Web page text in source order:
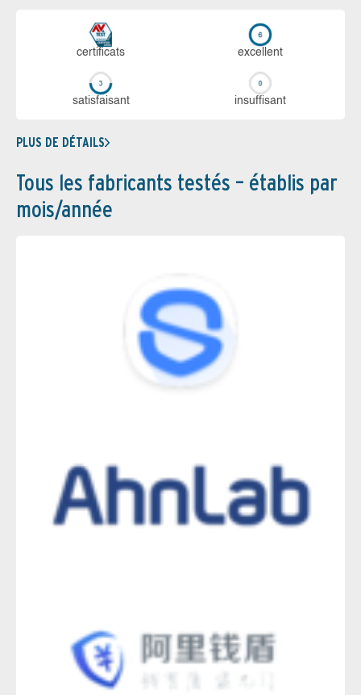
certi­ficats ex­cellent
sa­tis­fai­sant in­suf­fi­sant
PLUS DE DÉTAILS
Tous les fabricants testés – établis par
mois/année